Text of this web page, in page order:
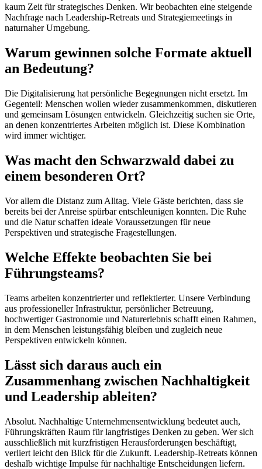
kaum Zeit für strategisches Denken. Wir beobachten eine steigende
Nachfrage nach Leadership-Retreats und Strategiemeetings in
naturnaher Umgebung.
Warum gewinnen solche Formate aktuell
an Bedeutung?
Die Digitalisierung hat persönliche Begegnungen nicht ersetzt. Im
Gegenteil: Menschen wollen wieder zusammenkommen, diskutieren
und gemeinsam Lösungen entwickeln. Gleichzeitig suchen sie Orte,
an denen konzentriertes Arbeiten möglich ist. Diese Kombination
wird immer wichtiger.
Was macht den Schwarzwald dabei zu
einem besonderen Ort?
Vor allem die Distanz zum Alltag. Viele Gäste berichten, dass sie
bereits bei der Anreise spürbar entschleunigen konnten. Die Ruhe
und die Natur schaffen ideale Voraussetzungen für neue
Perspektiven und strategische Fragestellungen.
Welche Effekte beobachten Sie bei
Führungsteams?
Teams arbeiten konzentrierter und reflektierter. Unsere Verbindung
aus professioneller Infrastruktur, persönlicher Betreuung,
hochwertiger Gastronomie und Naturerlebnis schafft einen Rahmen,
in dem Menschen leistungsfähig bleiben und zugleich neue
Perspektiven entwickeln können.
Lässt sich daraus auch ein
Zusammenhang zwischen Nachhaltigkeit
und Leadership ableiten?
Absolut. Nachhaltige Unternehmensentwicklung bedeutet auch,
Führungskräften Raum für langfristiges Denken zu geben. Wer sich
ausschließlich mit kurzfristigen Herausforderungen beschäftigt,
verliert leicht den Blick für die Zukunft. Leadership-Retreats können
deshalb wichtige Impulse für nachhaltige Entscheidungen liefern.